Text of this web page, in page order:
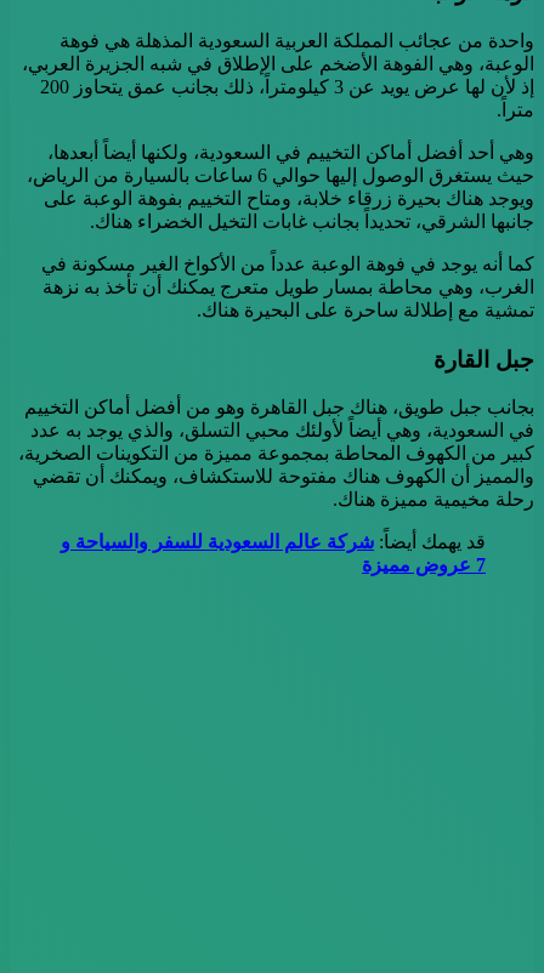
واحدة من عجائب المملكة العربية السعودية المذهلة هي فوهة
الوعبة، وهي الفوهة الأضخم على الإطلاق في شبه الجزيرة العربي،
إذ لأن لها عرض يويد عن 3 كيلومتراً، ذلك بجانب عمق يتحاوز 200
متراً.
وهي أحد أفضل أماكن التخييم في السعودية، ولكنها أيضاً أبعدها،
حيث يستغرق الوصول إليها حوالي 6 ساعات بالسيارة من الرياض،
ويوجد هناك بحيرة زرقاء خلابة، ومتاح التخييم بفوهة الوعبة على
جانبها الشرقي، تحديداً بجانب غابات التخيل الخضراء هناك.
كما أنه يوجد في فوهة الوعبة عدداً من الأكواخ الغير مسكونة في
الغرب، وهي محاطة بمسار طويل متعرج يمكنك أن تأخذ به نزهة
تمشية مع إطلالة ساحرة على البحيرة هناك.
جبل القارة
بجانب جبل طويق، هناك جبل القاهرة وهو من أفضل أماكن التخييم
في السعودية، وهي أيضاً لأولئك محبي التسلق، والذي يوجد به عدد
كبير من الكهوف المحاطة بمجموعة مميزة من التكوينات الصخرية،
والمميز أن الكهوف هناك مفتوحة للاستكشاف، ويمكنك أن تقضي
رحلة مخيمية مميزة هناك.
قد يهمك أيضاً: شركة عالم السعودية للسفر والسياحة و
7 عروض مميزة